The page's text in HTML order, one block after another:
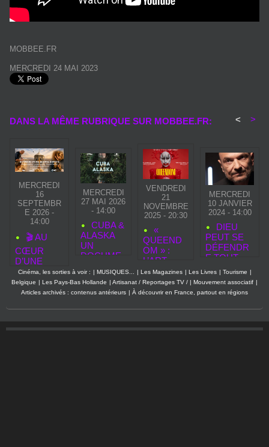
MOBBEE.FR
MERCREDI 24 MAI 2023
DANS LA MÊME RUBRIQUE SUR MOBBEE.FR: < >
MERCREDI
16
SEPTEMBR
E 2026 -
14:00
🎬 AU
CŒUR
D’UNE
RESTAURA
TION : UN
DOCUMEN
ÉVÉNEME
NT POUR
LA
MERCREDI
27 MAI 2026
- 14:00
CUBA &
ALASKA
UN
DOCUME
COUP DE
POING
SIGNÉ
YEGOR
VSKY
VENDREDI
21
NOVEMBRE
2025 - 20:30
«
QUEEND
OM » :
L’ART
COMME
ACTE DE
RÉSISTAN
CINÉMA
MERCREDI
10 JANVIER
2024 - 14:00
DIEU
PEUT SE
DÉFENDR
E TOUT
SEUL
Cinéma, les sorties à voir : | MUSIQUES... | Les Magazines | Les Livres | Tourisme |
Belgique | Les Pays-Bas Hollande | Artisanat / Reportages TV / | Mouvement associatif |
Articles archivés : contenus antérieurs | À découvrir en France, partout en régions